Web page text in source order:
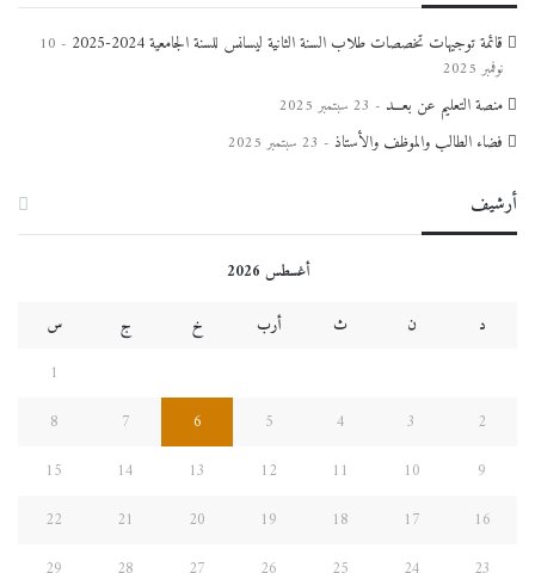
قائمة توجيهات تخصصات طلاب السنة الثانية ليسانس للسنة الجامعية 2024-2025
10
نوفمبر 2025
منصة التعليم عن بعـــد 23 سبتمبر 2025
فضاء الطالب والموظف والأستاذ 23 سبتمبر 2025
أرشيف
أغسطس 2026
د
ن ث أرب خ ج
س
1
2
3
4
5
6
7
8
9
10
11
12
13
14
15
16
17
18
19
20
21
22